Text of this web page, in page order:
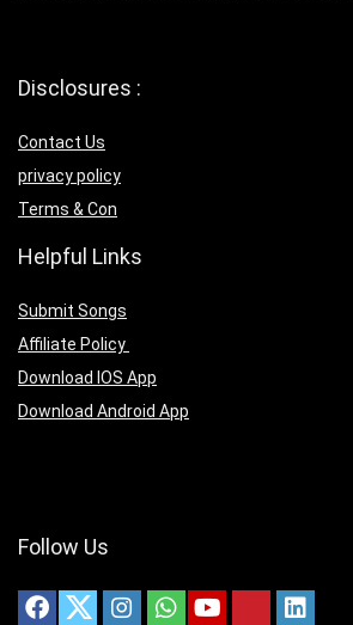
Disclosures :
Contact Us
privacy policy
Terms & Con
Helpful Links
Submit Songs
Affiliate Policy
Download IOS App
Download Android App
Follow Us